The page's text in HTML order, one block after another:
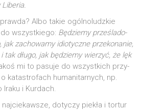
Albo takie ogól­no­ludz­kie
wszyst­kie­go: Będzie­my prze­śla­do­
jak zacho­wa­my idio­tycz­ne prze­ko­na­nie,
dłu­go, jak będzie­my wie­rzyć, że lęk
mi to pasu­je do wszyst­kich przy­
kata­stro­fach huma­ni­tar­nych, np.
i Kurdach.
doty­czy pie­kła i tor­tur